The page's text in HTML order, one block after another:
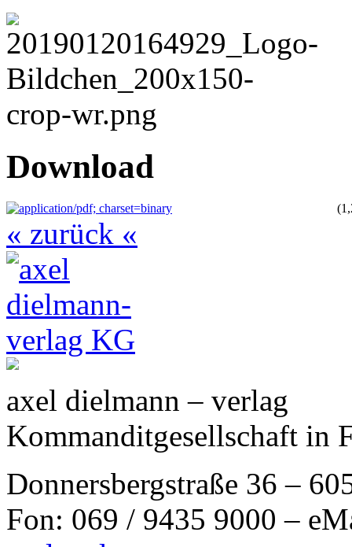
Download
« zurück «
axel dielmann – verlag
Kommanditgesellschaft in
Donnersbergstraße 36 –
Fon: 069 / 9435 9000 –